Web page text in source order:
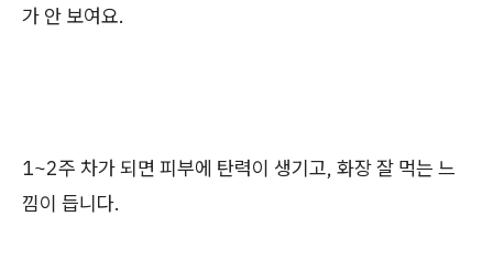
가 안 보여요.
1~2주 차가 되면 피부에 탄력이 생기고, 화장 잘 먹는 느
낌이 듭니다.